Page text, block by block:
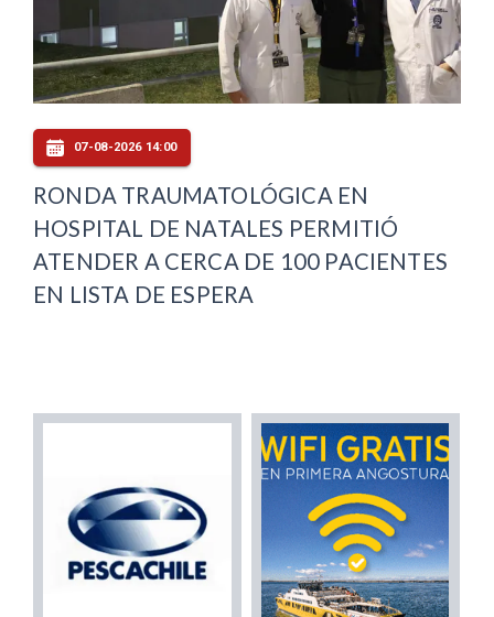
07-08-2026 14:00
RONDA TRAUMATOLÓGICA EN
HOSPITAL DE NATALES PERMITIÓ
ATENDER A CERCA DE 100 PACIENTES
EN LISTA DE ESPERA